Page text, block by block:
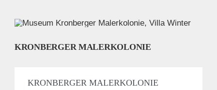
KRONBERGER MALERKOLONIE
KRONBERGER MALERKOLONIE